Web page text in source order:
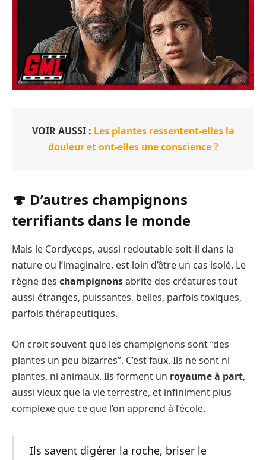
VOIR AUSSI : Les plantes ressentent-elles la
douleur et ont-elles une conscience ?
🍄 D’autres champignons
terrifiants dans le monde
Mais le Cordyceps, aussi redoutable soit-il dans la
nature ou l’imaginaire, est loin d’être un cas isolé. Le
règne des champignonsabrite des créatures tout
aussi étranges, puissantes, belles, parfois toxiques,
parfois thérapeutiques.
On croit souvent que les champignons sont “des
plantes un peu bizarres”. C’est faux. Ils ne sont ni
plantes, ni animaux. Ils forment un royaume à part,
aussi vieux que la vie terrestre, et infiniment plus
complexe que ce que l’on apprend à l’école.
Ils savent digérer la roche, briser le